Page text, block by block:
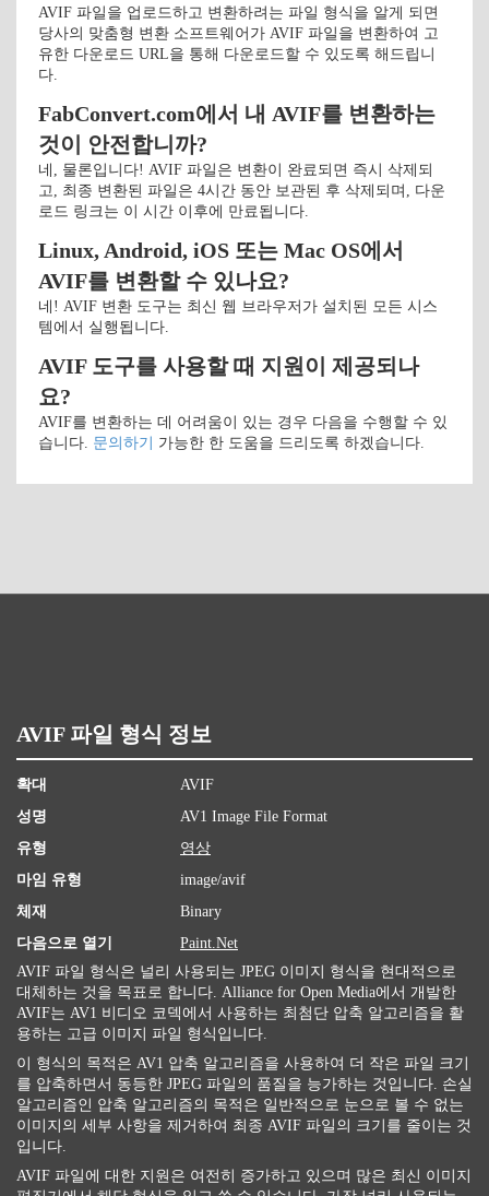
AVIF 파일을 업로드하고 변환하려는 파일 형식을 알게 되면
당사의 맞춤형 변환 소프트웨어가 AVIF 파일을 변환하여 고
유한 다운로드 URL을 통해 다운로드할 수 있도록 해드립니
다.
FabConvert.com에서 내 AVIF를 변환하는
것이 안전합니까?
네, 물론입니다! AVIF 파일은 변환이 완료되면 즉시 삭제되
고, 최종 변환된 파일은 4시간 동안 보관된 후 삭제되며, 다운
로드 링크는 이 시간 이후에 만료됩니다.
Linux, Android, iOS 또는 Mac OS에서
AVIF를 변환할 수 있나요?
네! AVIF 변환 도구는 최신 웹 브라우저가 설치된 모든 시스
템에서 실행됩니다.
AVIF 도구를 사용할 때 지원이 제공되나
요?
AVIF를 변환하는 데 어려움이 있는 경우 다음을 수행할 수 있
습니다. 문의하기 가능한 한 도움을 드리도록 하겠습니다.
AVIF 파일 형식 정보
확대
AVIF
성명
AV1 Image File Format
유형
영상
마임 유형
image/avif
체재
Binary
다음으로 열기
Paint.Net
AVIF 파일 형식은 널리 사용되는 JPEG 이미지 형식을 현대적으로
대체하는 것을 목표로 합니다. Alliance for Open Media에서 개발한
AVIF는 AV1 비디오 코덱에서 사용하는 최첨단 압축 알고리즘을 활
용하는 고급 이미지 파일 형식입니다.
이 형식의 목적은 AV1 압축 알고리즘을 사용하여 더 작은 파일 크기
를 압축하면서 동등한 JPEG 파일의 품질을 능가하는 것입니다. 손실
알고리즘인 압축 알고리즘의 목적은 일반적으로 눈으로 볼 수 없는
이미지의 세부 사항을 제거하여 최종 AVIF 파일의 크기를 줄이는 것
입니다.
AVIF 파일에 대한 지원은 여전히 ​​증가하고 있으며 많은 최신 이미지